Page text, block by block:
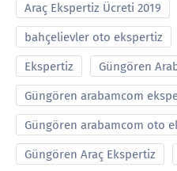
Araç Ekspertiz Ücreti 2019
bahçelievler oto ekspertiz
Ekspertiz Güngören
Güngören arabamcom
Güngören arabamcom oto
Güngören Araç Ekspertiz